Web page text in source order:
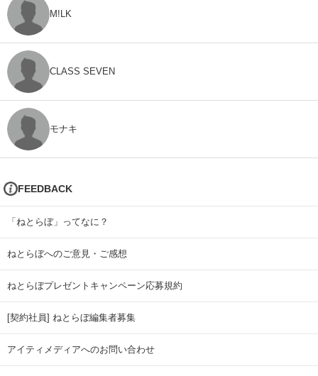
M!LK
CLASS SEVEN
モナキ
FEEDBACK
「ねとらぼ」ってなに？
ねとらぼへのご意見・ご感想
ねとらぼプレゼントキャンペーン応募規約
[契約社員] ねとらぼ編集者募集
アイティメディアへのお問い合わせ